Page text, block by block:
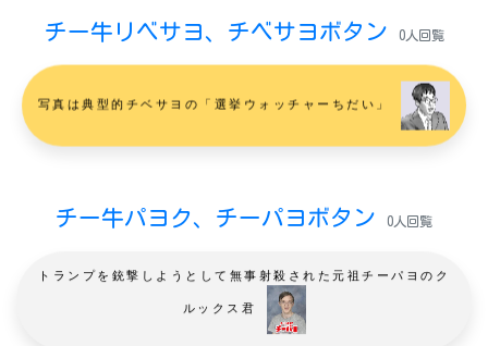
チー牛リベサヨ、チベサヨボタン 0人回覧
写真は典型的チベサヨの「選挙ウォッチャーちだい」
チー牛パヨク、チーパヨボタン 0人回覧
トランプを銃撃しようとして無事射殺された元祖チーパヨのク
ルックス君